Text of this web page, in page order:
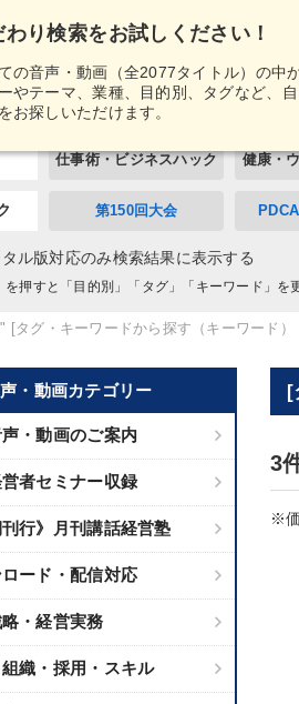
わり検索をお試しください！
の音声・動画（全2077タイトル）の中
やテーマ、業種、目的別、タグなど、
お探しいただけます。
ド
労務問題・リスク対策
仕事術・ビジネスハック 健康・
第150回大会
ル版対応のみ検索結果に表示する
押すと「目的別」「タグ」「キーワード」を
" [タグ・キーワードから探す（キーワード
・動画カテゴリー
・動画のご案内
者セミナー収録
刊行》月刊講話経営塾
ード・配信対応
・経営実務
組織・採用・スキル
[
3
※